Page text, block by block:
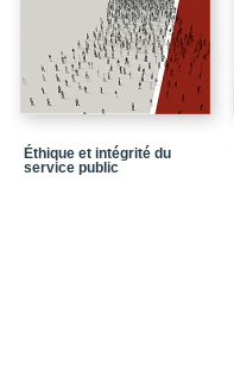
Éthique et intégrité du
service public